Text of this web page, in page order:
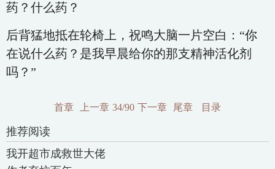
药？什么药？
后背猛地抵在轮椅上，祝鸣大脑一片空白：“你
在说什么药？是我早晨给你的那支精神活化剂
吗？”
首章 上一章 34/90 下一章 尾章 目录
推荐阅读
我开超市成救世大佬